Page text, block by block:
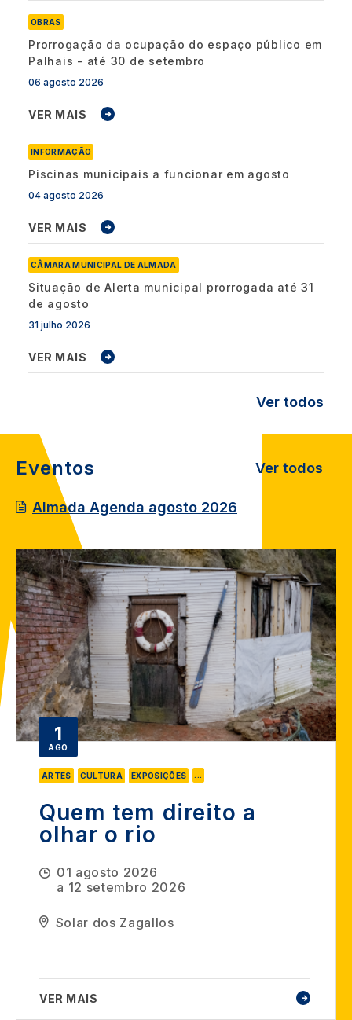
OBRAS
Prorrogação da ocupação do espaço público em
Palhais - até 30 de setembro
06 agosto 2026
VER MAIS
INFORMAÇÃO
Piscinas municipais a funcionar em agosto
04 agosto 2026
VER MAIS
CÂMARA MUNICIPAL DE ALMADA
Situação de Alerta municipal prorrogada até 31
de agosto
31 julho 2026
VER MAIS
Ver todos
Eventos
Almada Agenda agosto 2026
Ver todos
Image
1
AGO
ARTES CULTURA EXPOSIÇÕES ...
Quem tem direito a
olhar o rio
01 agosto 2026
a 12 setembro 2026
Solar dos Zagallos
VER MAIS